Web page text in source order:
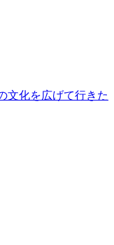
文化を広げて行きた